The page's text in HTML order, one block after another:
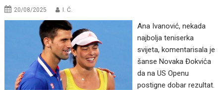
20/08/2025 I. Ć.
Ana Ivanović, nekada
najbolja teniserka
svijeta, komentarisala je
šanse Novaka Đokvića
da na US Openu
postigne dobar rezultat.